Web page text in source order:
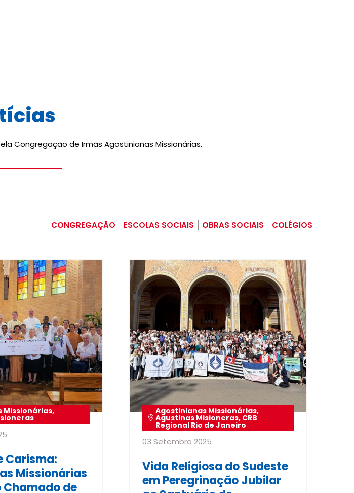
Congregação de Irmãs Agostinianas Missionárias.
CONGREGAÇÃO ESCOLAS SOCIAIS OBRAS SOCIAIS COLÉGIOS
Missionárias,
Carisma:
Missionárias
Chamado de
Agostinianas Missionárias,
Agustinas Misioneras, CRB
Regional Rio de Janeiro
03 Setembro 2025
Vida Religiosa do Sudeste
em Peregrinação Jubilar